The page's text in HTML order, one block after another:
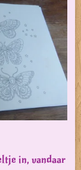
in, vandaar